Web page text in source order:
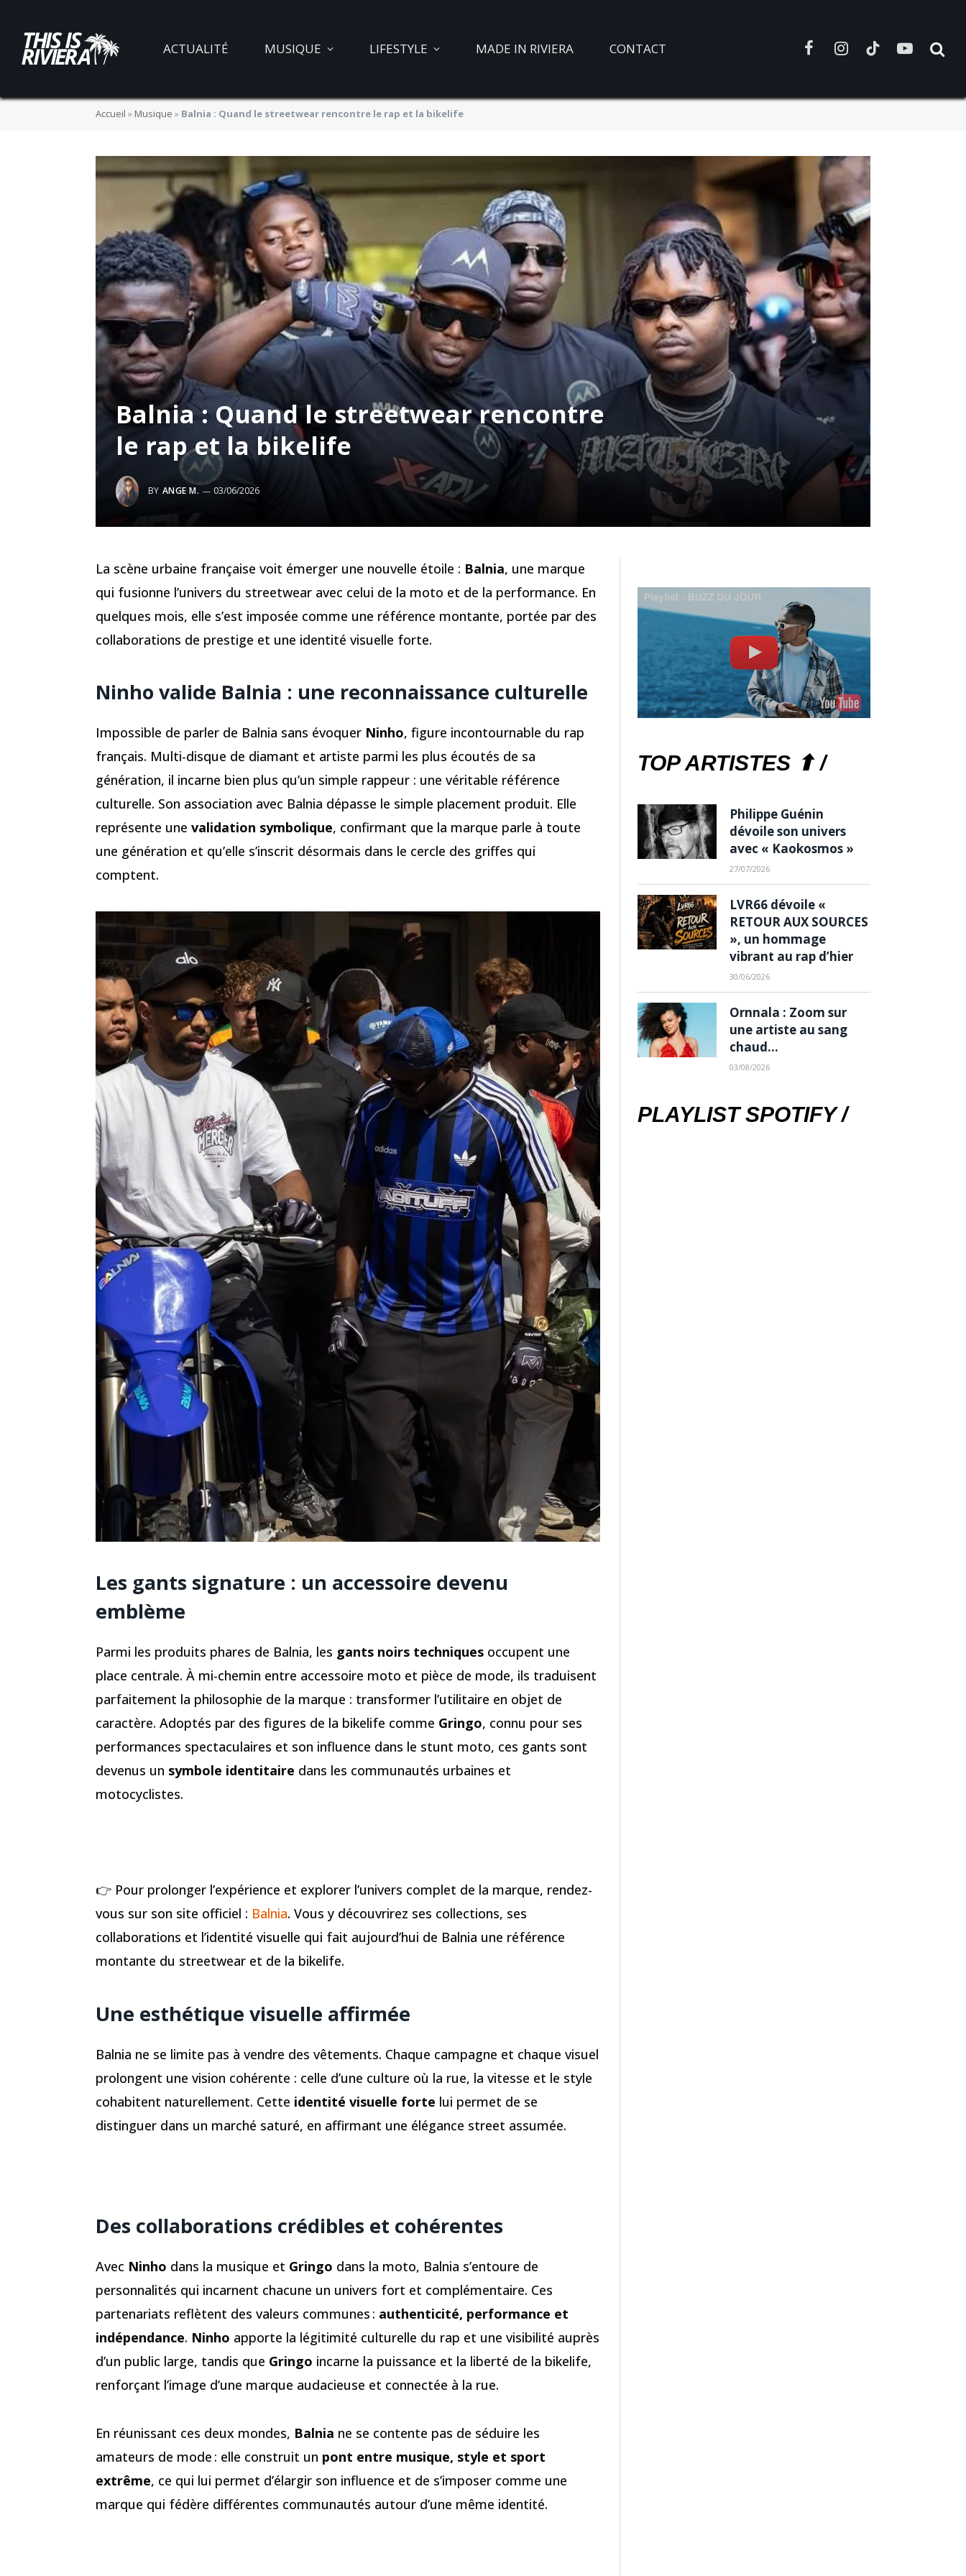
ACTUALITÉ MUSIQUE LIFESTYLE MADE IN RIVIERA CONTACT FacebookInstagramTikTokYouTube
Accueil » Musique » Balnia : Quand le streetwear rencontre le rap et la bikelife
Balnia : Quand le streetwear rencontre
le rap et la bikelife
BY ANGE M. 03/06/2026
La scène urbaine française voit émerger une nouvelle étoile : Balnia, une marque
qui fusionne l’univers du streetwear avec celui de la moto et de la performance. En
quelques mois, elle s’est imposée comme une référence montante, portée par des
collaborations de prestige et une identité visuelle forte.
Ninho valide Balnia : une reconnaissance culturelle
Impossible de parler de Balnia sans évoquer Ninho, figure incontournable du rap
français. Multi-disque de diamant et artiste parmi les plus écoutés de sa
génération, il incarne bien plus qu’un simple rappeur : une véritable référence
culturelle. Son association avec Balnia dépasse le simple placement produit. Elle
représente une validation symbolique, confirmant que la marque parle à toute
une génération et qu’elle s’inscrit désormais dans le cercle des griffes qui
comptent.
Les gants signature : un accessoire devenu
emblème
Parmi les produits phares de Balnia, les gants noirs techniques occupent une
place centrale. À mi-chemin entre accessoire moto et pièce de mode, ils traduisent
parfaitement la philosophie de la marque : transformer l’utilitaire en objet de
caractère. Adoptés par des figures de la bikelife comme Gringo, connu pour ses
performances spectaculaires et son influence dans le stunt moto, ces gants sont
devenus un symbole identitaire dans les communautés urbaines et
motocyclistes.
👉 Pour prolonger l’expérience et explorer l’univers complet de la marque, rendez-
vous sur son site officiel : Balnia. Vous y découvrirez ses collections, ses
collaborations et l’identité visuelle qui fait aujourd’hui de Balnia une référence
montante du streetwear et de la bikelife.
Une esthétique visuelle affirmée
Balnia ne se limite pas à vendre des vêtements. Chaque campagne et chaque visuel
prolongent une vision cohérente : celle d’une culture où la rue, la vitesse et le style
cohabitent naturellement. Cette identité visuelle forte lui permet de se
distinguer dans un marché saturé, en affirmant une élégance street assumée.
Des collaborations crédibles et cohérentes
Avec Ninho dans la musique et Gringo dans la moto, Balnia s’entoure de
personnalités qui incarnent chacune un univers fort et complémentaire. Ces
partenariats reflètent des valeurs communes : authenticité, performance et
indépendance. Ninho apporte la légitimité culturelle du rap et une visibilité auprès
d’un public large, tandis que Gringo incarne la puissance et la liberté de la bikelife,
renforçant l’image d’une marque audacieuse et connectée à la rue.
En réunissant ces deux mondes, Balnia ne se contente pas de séduire les
amateurs de mode : elle construit un pont entre musique, style et sport
extrême, ce qui lui permet d’élargir son influence et de s’imposer comme une
marque qui fédère différentes communautés autour d’une même identité.
TOP ARTISTES ⬆ /
Philippe Guénin
dévoile son univers
avec « Kaokosmos »
27/07/2026
LVR66 dévoile «
RETOUR AUX SOURCES
», un hommage
vibrant au rap d’hier
30/06/2026
Ornnala : Zoom sur
une artiste au sang
chaud…
03/08/2026
PLAYLIST SPOTIFY /